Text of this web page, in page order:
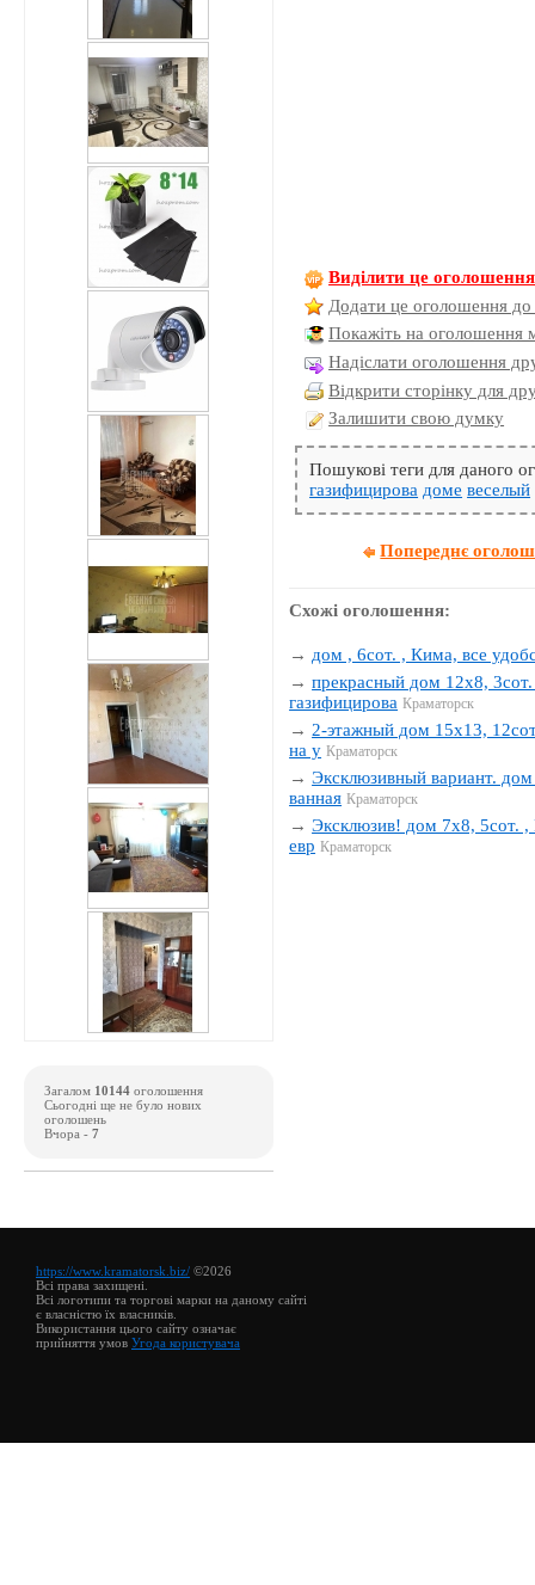
Виділити це оголошення
Додати це оголошення до
Покажіть на оголошення
Надіслати оголошення
Відкрити сторінку для
Залишити свою думку
Пошукові теги для даного
газифицирова доме веселый
Попереднє
Схожі оголошення:
→ дом , 6сот. , Кима, все
→прекрасный дом 12х8,
газифицирова Краматорск
→ 2-этажный дом 15х13,
на у Краматорск
→Эксклюзивный вариант.
ванная Краматорск
→Эксклюзив! дом 7х8, 5сот. ,
евр Краматорск
Загалом 10144 оголошення
Сьогодні ще не було нових
оголошень
Вчора - 7
https://www.kramatorsk.biz/ ©2026
Всі права захищені.
Всі логотипи та торгові марки на даному сайті
є власністю їх власників.
Використання цього сайту означає
прийняття умов Угода користувача